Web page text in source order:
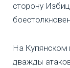
сторону
На Купянском
дважды